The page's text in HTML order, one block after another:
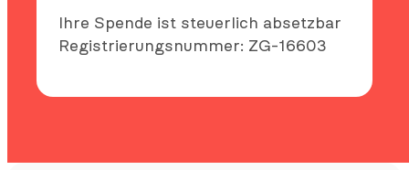
Ihre Spende ist steuerlich absetzbar
Registrierungsnummer: ZG-16603